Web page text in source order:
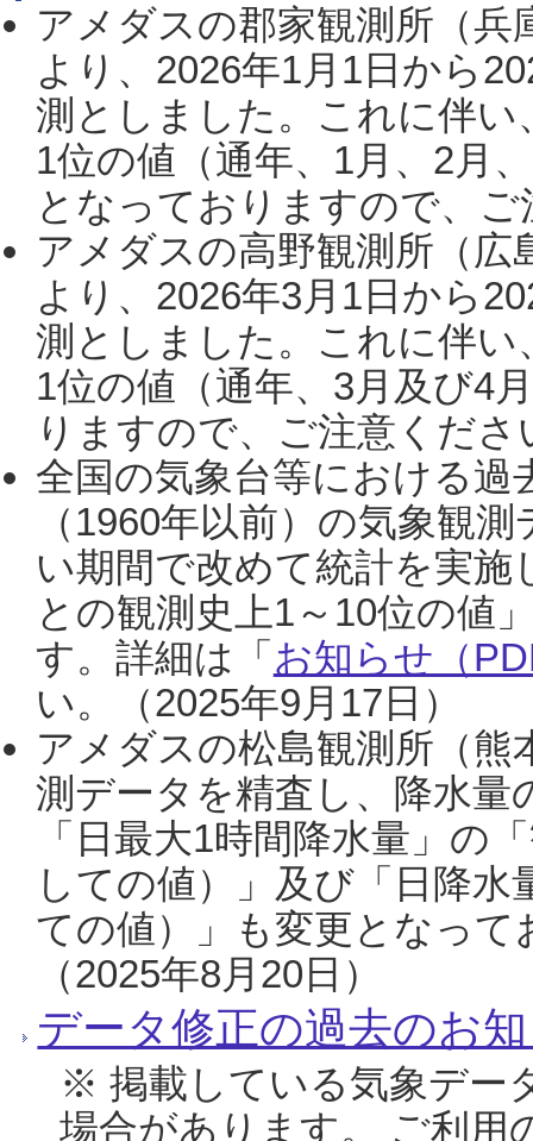
アメダスの郡家観測所（
より、2026年1月1日から
測としました。これに伴い
1位の値（通年、1月、2月
となっておりますので、
アメダスの高野観測所（
より、2026年3月1日から
測としました。これに伴い
1位の値（通年、3月及び4
りますので、ご注意くだ
全国の気象台等における過
（1960年以前）の気象観
い期間で改めて統計を実
との観測史上1～10位の値
す。詳細は「 お知らせ（
い。（2025年9月17日）
アメダスの松島観測所（熊
測データを精査し、降水
「日最大1時間降水量」の
しての値）」及び「日降
ての値）」も変更となっ
（2025年8月20日）
データ修正の過去のお
※ 掲載している気象デー
場合があります。 ご利用